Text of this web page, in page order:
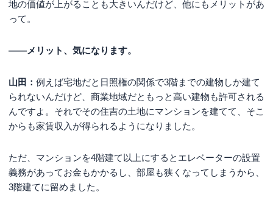
地の価値が上がることも大きいんだけど、他にもメリットがあ
って。
――メリット、気になります。
山田： 例えば宅地だと日照権の関係で3階までの建物しか建て
られないんだけど、商業地域だともっと高い建物も許可される
んですよ。それでその住吉の土地にマンションを建てて、そこ
からも家賃収入が得られるようになりました。
ただ、マンションを4階建て以上にするとエレベーターの設置
義務があってお金もかかるし、部屋も狭くなってしまうから、
3階建てに留めました。